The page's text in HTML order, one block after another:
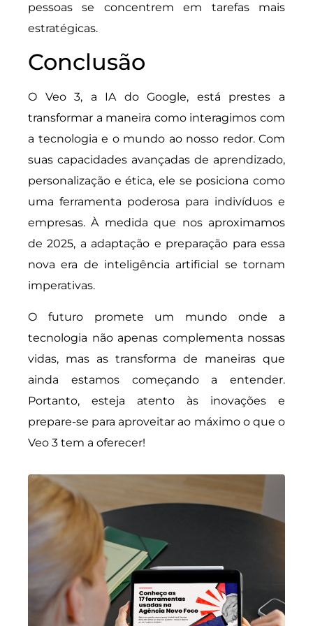
pessoas se concentrem em tarefas mais
estratégicas.
Conclusão
O Veo 3, a IA do Google, está prestes a
transformar a maneira como interagimos com
a tecnologia e o mundo ao nosso redor. Com
suas capacidades avançadas de aprendizado,
personalização e ética, ele se posiciona como
uma ferramenta poderosa para indivíduos e
empresas. À medida que nos aproximamos
de 2025, a adaptação e preparação para essa
nova era de inteligência artificial se tornam
imperativas.
O futuro promete um mundo onde a
tecnologia não apenas complementa nossas
vidas, mas as transforma de maneiras que
ainda estamos começando a entender.
Portanto, esteja atento às inovações e
prepare-se para aproveitar ao máximo o que o
Veo 3 tem a oferecer!